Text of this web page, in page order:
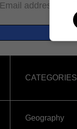
Email address
CATEGORIES
Geography